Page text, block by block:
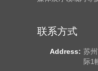
联系方式
Address: 苏
际1